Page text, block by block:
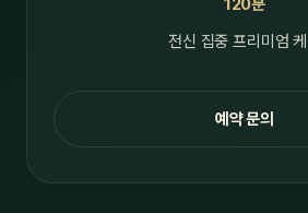
120분
전신 집중 프리미엄
예약 문의